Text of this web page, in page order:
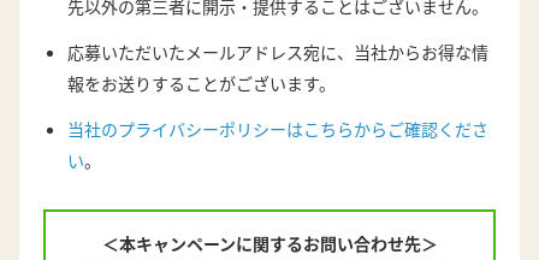
先以外の第三者に開示・提供することはございません。
応募いただいたメールアドレス宛に、当社からお得な情
報をお送りすることがございます。
当社のプライバシーポリシーはこちらからご確認くださ
い。
＜本キャンペーンに関するお問い合わせ先＞